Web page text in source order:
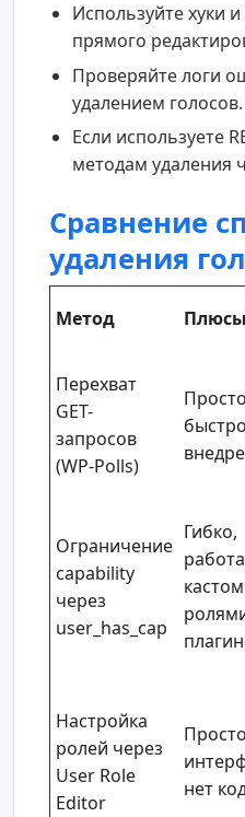
Используйте хуки
прямого
Проверяйте логи
удалением голосов.
Если используете
методам удаления
Сравнение
удаления
Метод Плюсы
Перехват
GET-
запросов
(WP-Polls)
Ограничение
capability
через
user_has_cap
Гибко,
Настройка
ролей через
User Role
Editor
нет